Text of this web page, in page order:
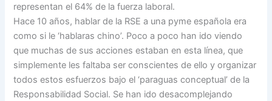
representan el 64% de la fuerza laboral.
Hace 10 años, hablar de la RSE a una pyme española era
como si le ‘hablaras chino’. Poco a poco han ido viendo
que muchas de sus acciones estaban en esta línea, que
simplemente les faltaba ser conscientes de ello y organizar
todos estos esfuerzos bajo el ‘paraguas conceptual’ de la
Responsabilidad Social. Se han ido desacomplejando